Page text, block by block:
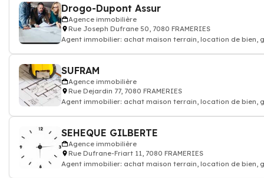
Drogo-Dupont Assur
Agence immobilière
Rue Joseph Dufrane 50, 7080 FRAMERIES
Agent immobilier: achat maison terrain, location de bien,
SUFRAM
Agence immobilière
Rue Dejardin 77, 7080 FRAMERIES
Agent immobilier: achat maison terrain, location de bien,
SEHEQUE GILBERTE
Agence immobilière
Rue Dufrane-Friart 11, 7080 FRAMERIES
Agent immobilier: achat maison terrain, location de bien,